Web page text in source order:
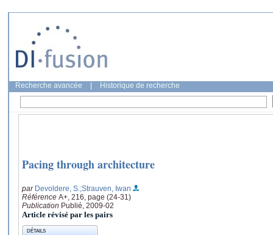
Recherche avancée Historique de recherche
Pacing through architecture
par Devoldere, S. ;Strauven, Iwan
Référence A+, 216, page (24-31)
Publication Publié, 2009-02
Article révisé par les pairs
DÉTAILS